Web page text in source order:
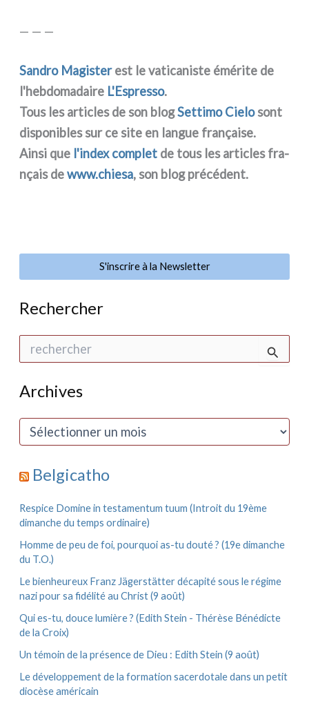
— — —
Sandro Magisterest le vati­ca­ni­ste émé­ri­te de
l'hebdomadaire L'Espresso.
Tous les arti­cles de son blogSettimo Cielosont
dispo­ni­bles sur ce site en lan­gue fra­nçai­se.
Ainsi que l'index com­plet de tous les arti­cles fra­
nçais dewww.chiesa, son blog pré­cé­dent.
S'inscrire à la Newsletter
Rechercher
e
c
Archives
A
i
e
s
Belgicatho
Respice Domine in testamentum tuum (Introit du 19ème
dimanche du temps ordinaire)
Homme de peu de foi, pourquoi as-tu douté ? (19e dimanche
du T.O.)
Le bienheureux Franz Jägerstätter décapité sous le régime
nazi pour sa fidélité au Christ (9 août)
Qui es-tu, douce lumière ? (Edith Stein - Thérèse Bénédicte
de la Croix)
Un témoin de la présence de Dieu : Edith Stein (9 août)
Le développement de la formation sacerdotale dans un petit
diocèse américain